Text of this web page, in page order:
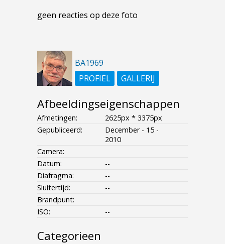
geen reacties op deze foto
BA1969
PROFIEL
GALLERIJ
Afbeeldingseigenschappen
Afmetingen:
2625px * 3375px
Gepubliceerd:
December - 15 -
2010
Camera:
Datum:
--
Diafragma:
--
Sluitertijd:
--
Brandpunt:
ISO:
--
Categorieen